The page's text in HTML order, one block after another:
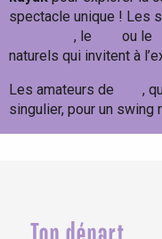
spectacle unique ! Les
, le ou le
naturels qui invitent à
Les amateurs de
,
singulier, pour un swing